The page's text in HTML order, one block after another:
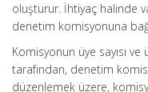
oluşturur. İhtiyaç halinde
denetim komisyonuna
Komisyonun üye sayısı
tarafından, denetim
düzenlemek üzere,